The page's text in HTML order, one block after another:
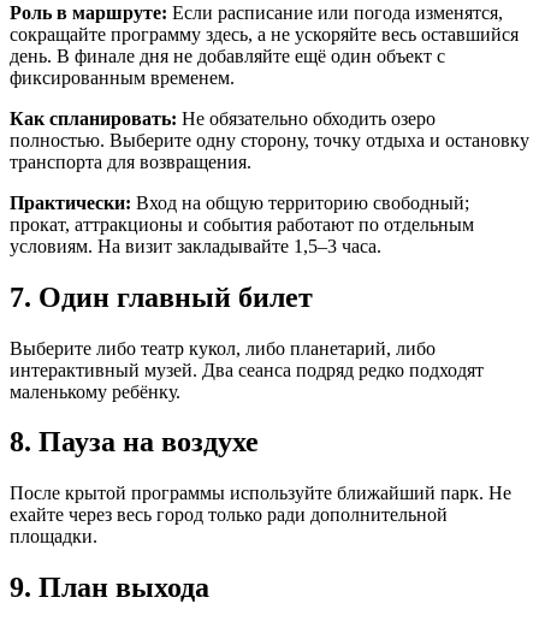
Роль в маршруте: Если расписание или погода изменятся,
сокращайте программу здесь, а не ускоряйте весь оставшийся
день. В финале дня не добавляйте ещё один объект с
фиксированным временем.
Как спланировать: Не обязательно обходить озеро
полностью. Выберите одну сторону, точку отдыха и остановку
транспорта для возвращения.
Практически: Вход на общую территорию свободный;
прокат, аттракционы и события работают по отдельным
условиям. На визит закладывайте 1,5–3 часа.
7. Один главный билет
Выберите либо театр кукол, либо планетарий, либо
интерактивный музей. Два сеанса подряд редко подходят
маленькому ребёнку.
8. Пауза на воздухе
После крытой программы используйте ближайший парк. Не
ехайте через весь город только ради дополнительной
площадки.
9. План выхода